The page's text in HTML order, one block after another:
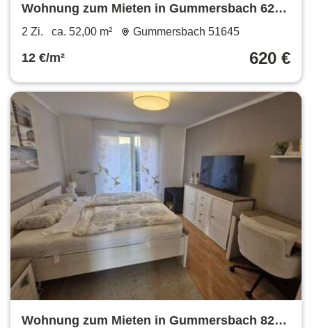
Wohnung zum Mieten in Gummersbach 620
€ 52 m²
2 Zi. ca. 52,00 m² Gummersbach 51645
12 €/m² 620 €
Wohnung zum Mieten in Gummersbach 820